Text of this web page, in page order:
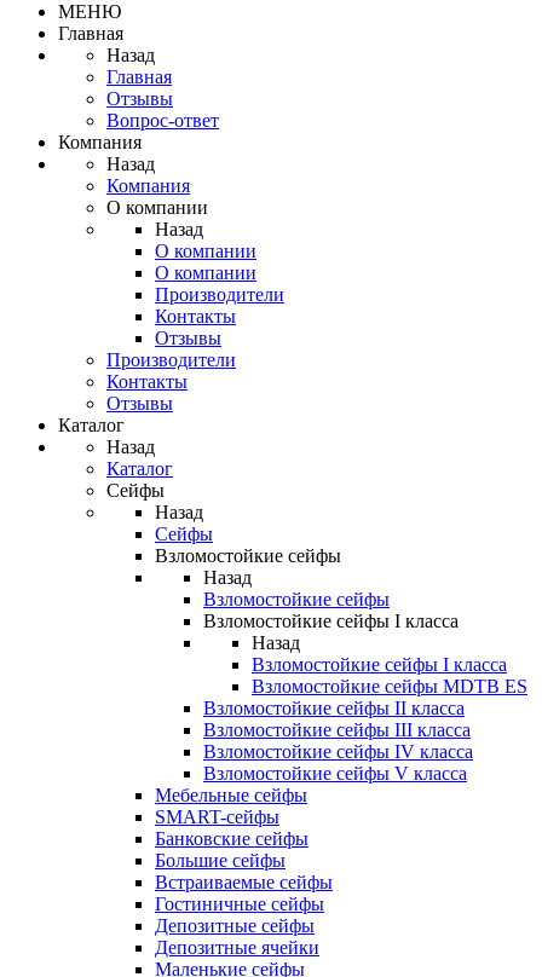
МЕНЮ
Главная
Назад
Главная
Отзывы
Вопрос-ответ
Компания
Назад
Компания
О компании
Назад
О компании
О компании
Производители
Контакты
Отзывы
Производители
Контакты
Отзывы
Каталог
Назад
Каталог
Сейфы
Назад
Сейфы
Взломостойкие сейфы
Назад
Взломостойкие сейфы
Взломостойкие сейфы I класса
Назад
Взломостойкие сейфы I класса
Взломостойкие сейфы MDTB ES
Взломостойкие сейфы II класса
Взломостойкие сейфы III класса
Взломостойкие сейфы IV класса
Взломостойкие сейфы V класса
Мебельные сейфы
SMART-сейфы
Банковские сейфы
Большие сейфы
Встраиваемые сейфы
Гостиничные сейфы
Депозитные сейфы
Депозитные ячейки
Маленькие сейфы